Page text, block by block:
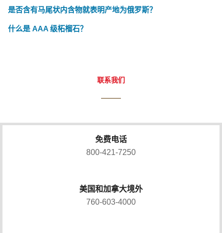
是否含有马尾状内含物就表明产地为俄罗斯？
什么是 AAA 级柘榴石？
联系我们
免费电话
800-421-7250
美国和加拿大境外
760-603-4000